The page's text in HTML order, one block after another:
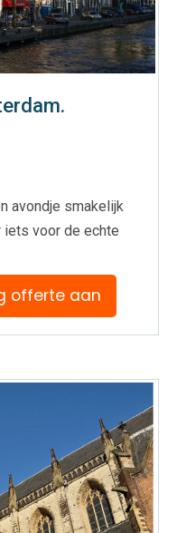
avondje smakelijk
iets voor de echte
offerte aan